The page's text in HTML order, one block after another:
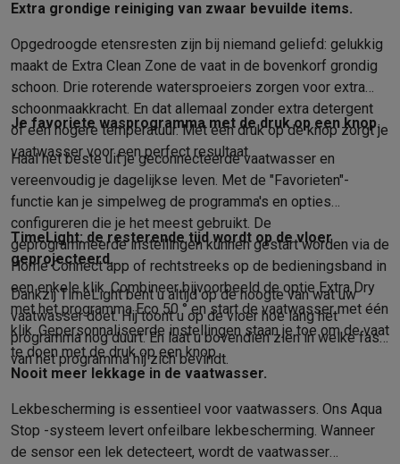
Extra grondige reiniging van zwaar bevuilde items.
Opgedroogde etensresten zijn bij niemand geliefd: gelukkig
maakt de Extra Clean Zone de vaat in de bovenkorf grondig
schoon. Drie roterende watersproeiers zorgen voor extra
schoonmaakkracht. En dat allemaal zonder extra detergent
of een hogere temperatuur. Met één druk op de knop zorgt je
vaatwasser voor een perfect resultaat.
Je favoriete wasprogramma met de druk op een knop.
Haal het beste uit je geconnecteerde vaatwasser en
vereenvoudig je dagelijkse leven. Met de "Favorieten"-
functie kan je simpelweg de programma's en opties
configureren die je het meest gebruikt. De
geprogrammeerde instellingen kunnen gestart worden via de
Home Connect app of rechtstreeks op de bedieningsband in
een enkele klik. Combineer bijvoorbeeld de optie Extra Dry
met het programma Eco 50 ° en start de vaatwasser met één
klik. Gepersonnaliseerde instellingen staan je toe om de vaat
te doen met de druk op een knop.
TimeLight: de resterende tijd wordt op de vloer
geprojecteerd.
Dankzij TimeLight bent u altijd op de hoogte van wat uw
vaatwasser doet. Hij toont u op de vloer hoe lang het
programma nog duurt. En laat u bovendien zien in welke fase
van het programma hij zich bevindt.
Nooit meer lekkage in de vaatwasser.
Lekbescherming is essentieel voor vaatwassers. Ons Aqua
Stop -systeem levert onfeilbare lekbescherming. Wanneer
de sensor een lek detecteert, wordt de vaatwasser